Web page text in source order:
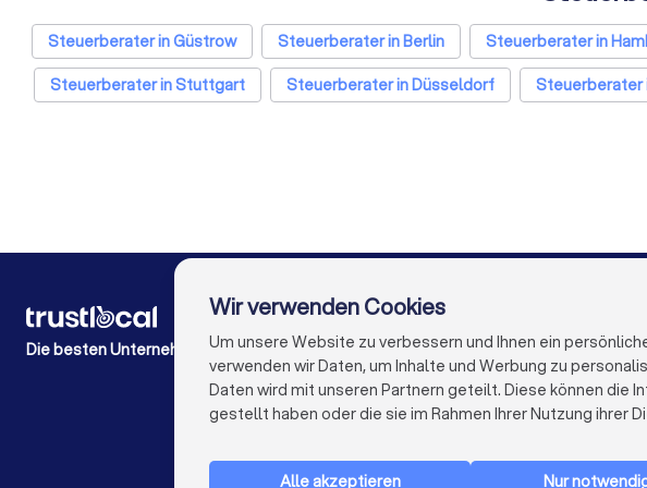
Steuerberater in Güstrow Steuerberater in Berlin Steuerberater in
Steuerberater in Stuttgart
Steuerberater in Düsseldorf Steuerberater
Steuerberater
Die besten Unternehmen für Sie
FÜR PRIVATPERSONEN
Wie es funktioniert
Experten-Blogs
Kostenaufstellungen
Beschwerde über Firma
Studien & Einblicke
Impulse
Wir verwenden Cookies
Um unsere Website zu verbessern und Ihnen ein
verwenden wir Daten, um Inhalte und Werbung zu
Daten wird mit unseren Partnern geteilt. Diese können die
gestellt haben oder die sie im Rahmen Ihrer Nutzung ihrer
Alle akzeptieren Nur